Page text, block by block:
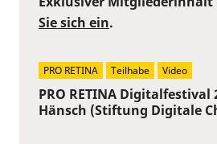
PRO RETINA Digitalfestival
Hänsch (Stiftung Digitale
Sie sich ein.
PRO RETINA Teilhabe Video